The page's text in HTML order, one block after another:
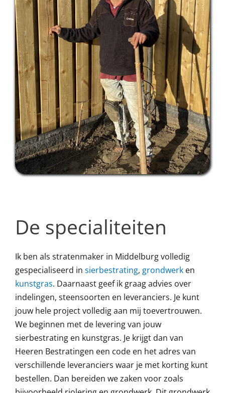
De specialiteiten
Ik ben als stratenmaker in Middelburg volledig
gespecialiseerd in sierbestrating, grondwerk en
kunstgras. Daarnaast geef ik graag advies over
indelingen, steensoorten en leveranciers. Je kunt
jouw hele project volledig aan mij toevertrouwen.
We beginnen met de levering van jouw
sierbestrating en kunstgras. Je krijgt dan van
Heeren Bestratingen een code en het adres van
verschillende leveranciers waar je met korting kunt
bestellen. Dan bereiden we zaken voor zoals